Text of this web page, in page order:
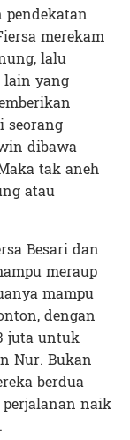
merekam
lalu
lain yang
seorang
dibawa
tak aneh
atau
Besari dan
meraup
mampu
dengan
juta untuk
Nur. Bukan
berdua
naik